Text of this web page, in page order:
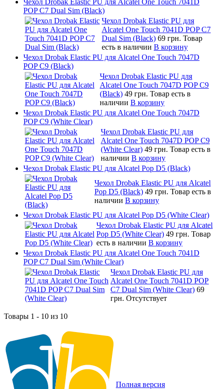
POP C7 Dual Sim (Black)
Чехол Drobak Elastic PU для
Alcatel One Touch 7041D POP C7
Dual Sim (Black) 69 грн. Товар
есть в наличии В корзину
Чехол Drobak Elastic PU для Alcatel One Touch 7047D
POP C9 (Black)
Чехол Drobak Elastic PU для
Alcatel One Touch 7047D POP C9
(Black) 49 грн. Товар есть в
наличии В корзину
Чехол Drobak Elastic PU для Alcatel One Touch 7047D
POP C9 (White Clear)
Чехол Drobak Elastic PU для
Alcatel One Touch 7047D POP C9
(White Clear) 49 грн. Товар есть в
наличии В корзину
Чехол Drobak Elastic PU для Alcatel Pop D5 (Black)
Чехол Drobak Elastic PU для Alcatel
Pop D5 (Black) 49 грн. Товар есть в
наличии В корзину
Чехол Drobak Elastic PU для Alcatel Pop D5 (White Clear)
Чехол Drobak Elastic PU для Alcatel
Pop D5 (White Clear) 49 грн. Товар
есть в наличии В корзину
Чехол Drobak Elastic PU для Alcatel One Touch 7041D
POP C7 Dual Sim (White Clear)
Чехол Drobak Elastic PU для
Alcatel One Touch 7041D POP
C7 Dual Sim (White Clear) 69
грн. Отсутствует
Товары 1 - 10 из 10
Полная версия